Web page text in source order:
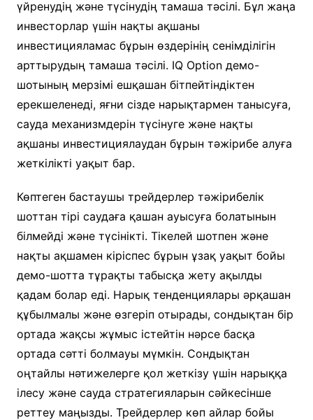
үйренудің және түсінудің тамаша тәсілі. Бұл жаңа
инвесторлар үшін нақты ақшаны
инвестицияламас бұрын өздерінің сенімділігін
арттырудың тамаша тәсілі. IQ Option демо-
шотының мерзімі ешқашан бітпейтіндіктен
ерекшеленеді, яғни сізде нарықтармен танысуға,
сауда механизмдерін түсінуге және нақты
ақшаны инвестициялаудан бұрын тәжірибе алуға
жеткілікті уақыт бар.
Көптеген бастаушы трейдерлер тәжірибелік
шоттан тірі саудаға қашан ауысуға болатынын
білмейді және түсінікті. Тікелей шотпен және
нақты ақшамен кіріспес бұрын ұзақ уақыт бойы
демо-шотта тұрақты табысқа жету ақылды
қадам болар еді. Нарық тенденциялары әрқашан
құбылмалы және өзгеріп отырады, сондықтан бір
ортада жақсы жұмыс істейтін нәрсе басқа
ортада сәтті болмауы мүмкін. Сондықтан
оңтайлы нәтижелерге қол жеткізу үшін нарыққа
ілесу және сауда стратегияларын сәйкесінше
реттеу маңызды. Трейдерлер көп айлар бойы